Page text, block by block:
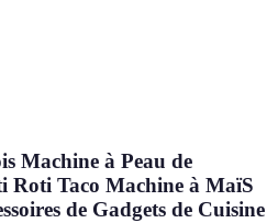
Machine à Peau de
Roti Taco Machine à MaïS
de Gadgets de Cuisine